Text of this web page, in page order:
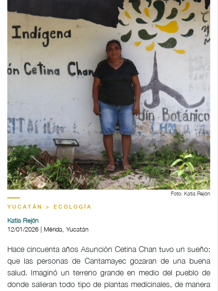
Foto: Katia Rejón
YUCATÁN > ECOLOGÍA
Katia Rejón
12/01/2026 | Mérida, Yucatán
Hace cincuenta años Asunción Cetina Chan tuvo un sueño:
que las personas de Cantamayec gozaran de una buena
salud. Imaginó un terreno grande en medio del pueblo de
donde salieran todo tipo de plantas medicinales, de manera